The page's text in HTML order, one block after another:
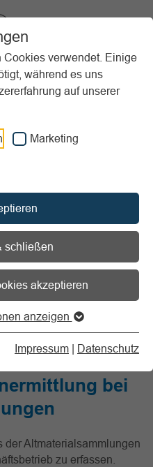
Cookies verwendet. Einige
während es uns
auf unserer
Marketing
schließen
akzeptieren
anzeigen
Impressum | Datenschutz
& Finanzen
Praxis & Steuererklärung
öffnen
um damit
zu erzielen. Hierbei kann
Metall und Schrott oder
sind die Ausgaben
bei
Altmaterialsammlungen
zu erfassen.